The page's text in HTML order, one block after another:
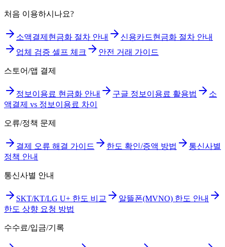
처음 이용하시나요?
소액결제현금화 절차 안내
신용카드현금화 절차 안내
업체 검증 셀프 체크
안전 거래 가이드
스토어/앱 결제
정보이용료 현금화 안내 구글 정보이용료 활용법
소
액결제 vs 정보이용료 차이
오류/정책 문제
결제 오류 해결 가이드 한도 확인/증액 방법
통신사별
정책 안내
통신사별 안내
SKT/KT/LG U+ 한도 비교
알뜰폰(MVNO) 한도 안내
한도 상향 요청 방법
수수료/입금/기록